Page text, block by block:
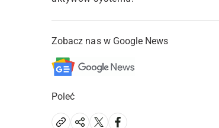
Zobacz nas w Google News
Poleć